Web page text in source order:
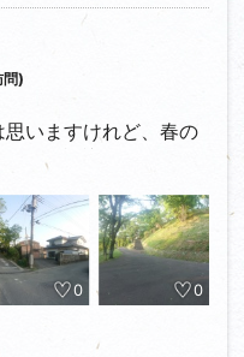
と陣屋(杉浦昭博、随
補版を参考にしていま
。
ります。
門があったとの事。
)
いますけれど、春の
民の認識。
、3月下旬〜4月上旬の
形で案内させて頂け
0 0